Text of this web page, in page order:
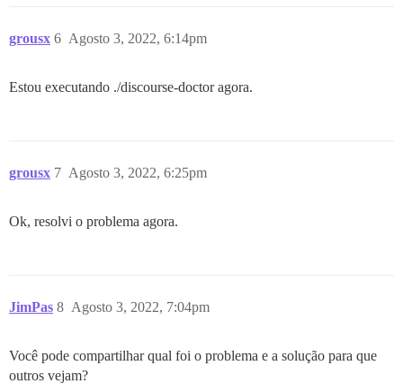
grousx Agosto 3, 2022, 6:14pm
6
Estou executando ./discourse-doctor agora.
grousx Agosto 3, 2022, 6:25pm
7
Ok, resolvi o problema agora.
JimPas Agosto 3, 2022, 7:04pm
8
Você pode compartilhar qual foi o problema e a solução para que
outros vejam?